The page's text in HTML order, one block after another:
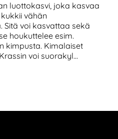
luottokasvi, joka kasvaa
vähän
Sitä voi kasvattaa sekä
houkuttelee esim.
kimpusta. Kimalaiset
voi suorakyl...